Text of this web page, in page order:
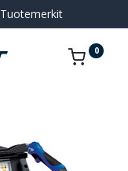
Tuotemerkit
0